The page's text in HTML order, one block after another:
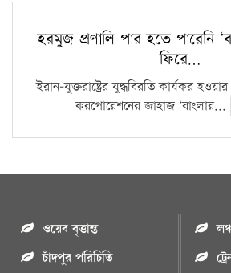
হরমুজ প্রণালি পার হতে পারেনি
ফিরে…
ইরান-যুক্তরাষ্ট্রের যুদ্ধবিরতি কার্যকর
করপোরেশনের জাহাজ ‘বাংলার...
ওয়েব বৃত্তান্ত
চাঁদপুর পরিচিতি